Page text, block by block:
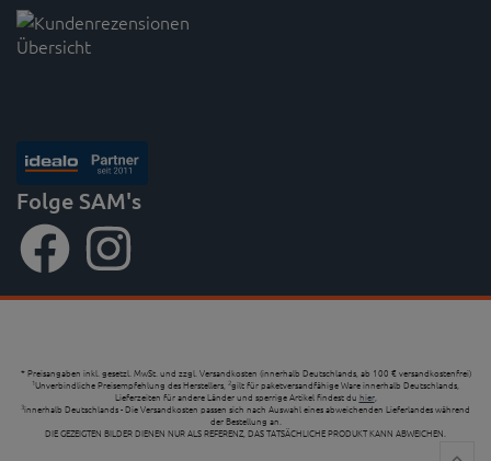
Folge SAM's
* Preisangaben inkl. gesetzl. MwSt. und zzgl. Versandkosten (innerhalb Deutschlands, ab 100 € versandkostenfrei)
1Unverbindliche Preisempfehlung des Herstellers, 2gilt für paketversandfähige Ware innerhalb Deutschlands,
Lieferzeiten für andere Länder und sperrige Artikel findest du hier,
3innerhalb Deutschlands - Die Versandkosten passen sich nach Auswahl eines abweichenden Lieferlandes während
der Bestellung an.
DIE GEZEIGTEN BILDER DIENEN NUR ALS REFERENZ, DAS TATSÄCHLICHE PRODUKT KANN ABWEICHEN.